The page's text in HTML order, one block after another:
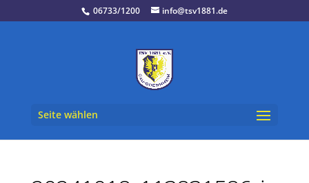
06733/1200 info@tsv1881.de
Seite wählen